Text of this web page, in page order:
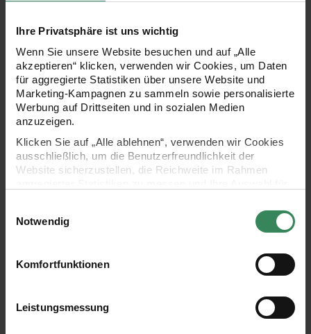
Ihre Privatsphäre ist uns wichtig
Wenn Sie unsere Website besuchen und auf „Alle
akzeptieren“ klicken, verwenden wir Cookies, um Daten
für aggregierte Statistiken über unsere Website und
Marketing-Kampagnen zu sammeln sowie personalisierte
Werbung auf Drittseiten und in sozialen Medien
anzuzeigen.
Klicken Sie auf „Alle ablehnen“, verwenden wir Cookies
ausschließlich, um die Benutzerfreundlichkeit der
Website sicherzustellen, die Reichweite im Rahmen
Ihre Einwilligung ist freiwillig und kann jederzeit über den
Link „Cookie-Einstellungen“ im Fußbereich der Seite
verwendeten Technologien und den Empfängern der
Daten finden Sie in unserer Datenschutzerklärung.
Notwendig
Komfortfunktionen
Leistungsmessung
Strickanleitung Scrunchie
aus Ricorumi Nilli Nilli dk
Gratis
Strickanleitung Pullover aus
Essentials Super Cotton dk
Gratis
Strickanleitung Kissen aus Creative Painted
Strickanleitung Kissen aus
Strickanleitung
Strickanleitung Tuch aus